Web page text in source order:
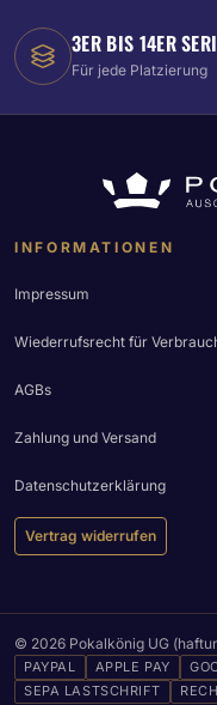
3ER BIS 14ER
Für jede Platzierung
INFORMATIONEN
Impressum
Wiederrufsrecht für
AGBs
Zahlung und Versand
Datenschutzerklärung
Vertrag widerrufen
© 2026 Pokalkönig UG
PAYPAL APPLE PAY
SEPA LASTSCHRIFT